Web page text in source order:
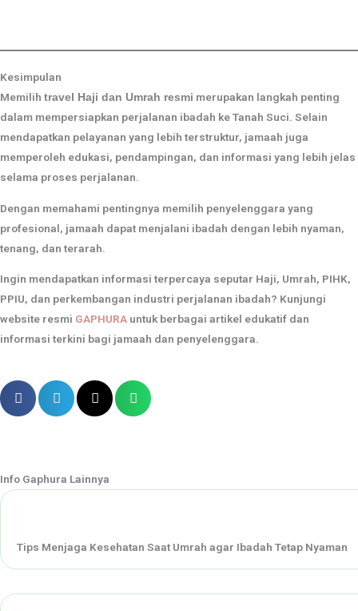
Kesimpulan
Memilih travel Haji dan Umrah resmi merupakan langkah penting
dalam mempersiapkan perjalanan ibadah ke Tanah Suci. Selain
mendapatkan pelayanan yang lebih terstruktur, jamaah juga
memperoleh edukasi, pendampingan, dan informasi yang lebih jelas
selama proses perjalanan.
Dengan memahami pentingnya memilih penyelenggara yang
profesional, jamaah dapat menjalani ibadah dengan lebih nyaman,
tenang, dan terarah.
Ingin mendapatkan informasi terpercaya seputar Haji, Umrah, PIHK,
PPIU, dan perkembangan industri perjalanan ibadah? Kunjungi
website resmi GAPHURA untuk berbagai artikel edukatif dan
informasi terkini bagi jamaah dan penyelenggara.
Info Gaphura Lainnya
Tips Menjaga Kesehatan Saat Umrah agar Ibadah Tetap Nyaman